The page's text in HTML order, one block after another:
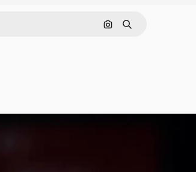
Pesquisar por imagem
Buscar